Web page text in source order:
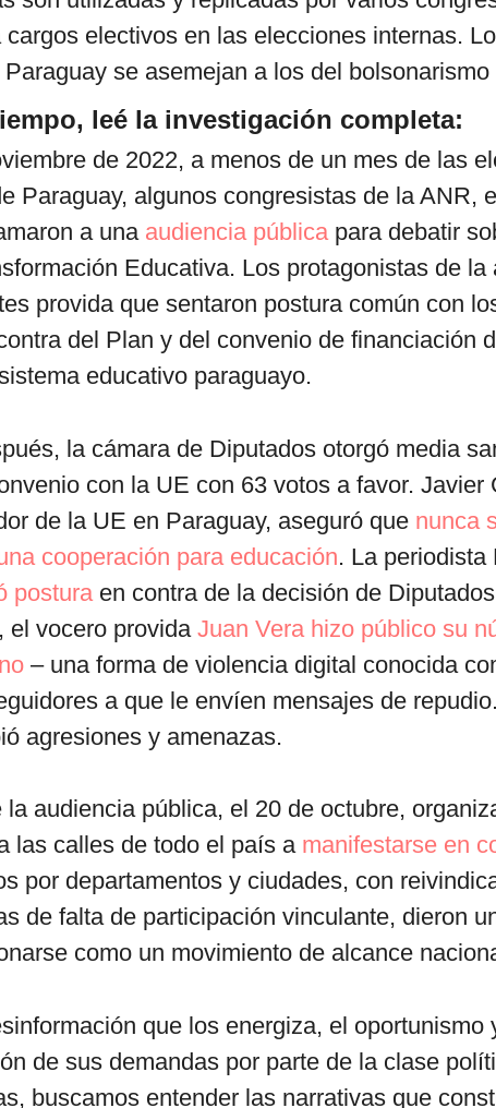
cargos electivos en las elecciones internas.
se asemejan a los del
leé la investigación completa:
de 2022, a menos de un mes de las
Paraguay, algunos congresistas de la ANR,
a una audiencia pública para debatir
Educativa. Los protagonistas de la
provida que sentaron postura común con
del Plan y del convenio de financiación
educativo paraguayo.
la cámara de Diputados otorgó media
con la UE con 63 votos a favor. Javier
de la UE en Paraguay, aseguró que nunca
cooperación para educación. La periodista
postura en contra de la decisión de
el vocero provida Juan Vera hizo público su
– una forma de violencia digital conocida
a que le envíen mensajes de repudio.
agresiones y amenazas.
la audiencia pública, el 20 de octubre,
las calles de todo el país a manifestarse en
por departamentos y ciudades, con
de falta de participación vinculante, dieron
como un movimiento de alcance
que los energiza, el oportunismo
de sus demandas por parte de la clase
buscamos entender las narrativas que